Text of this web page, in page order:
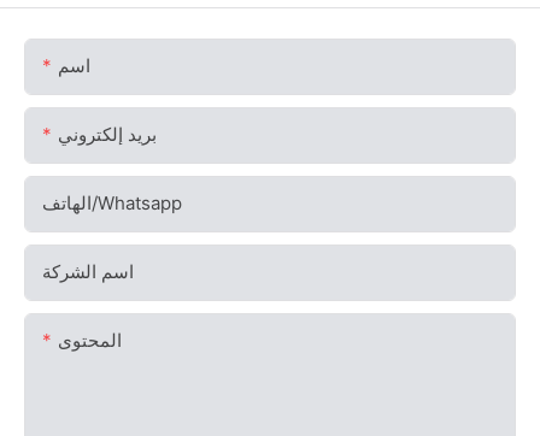
اسم
بريد إلكتروني
الهاتف/whatsapp
اسم الشركة
المحتوى